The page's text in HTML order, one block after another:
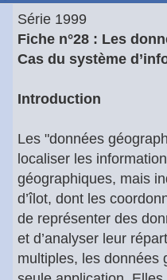
Série 1999
Fiche n°28 : Les
Cas du système
Introduction
Les "données
localiser les
géographiques, mais
d’îlot, dont les
de représenter des
et d’analyser leur
multiples, les données